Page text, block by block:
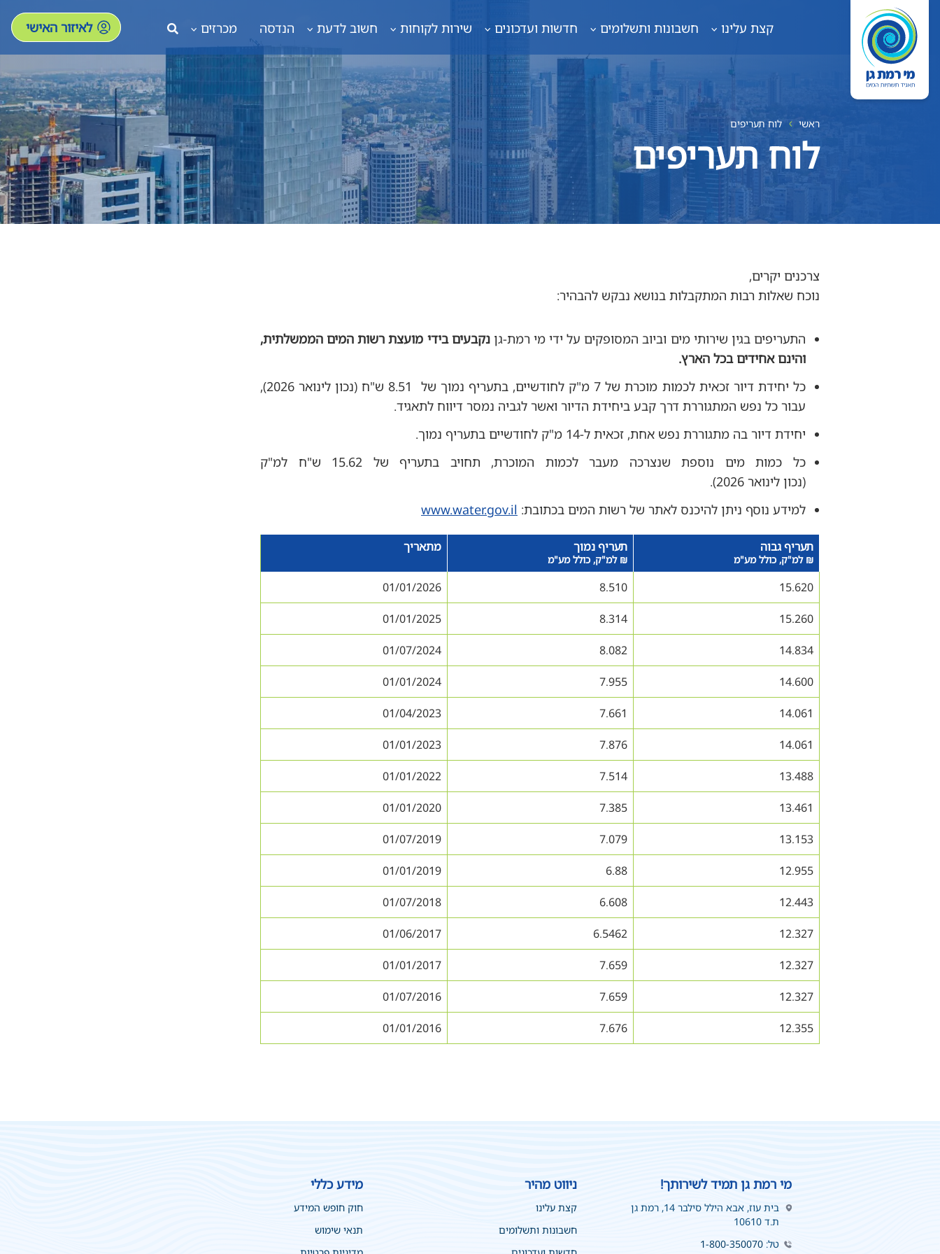
קצת עלינו חשבונות ותשלומים חדשות ועדכונים שירות לקוחות חשוב לדעת הנדסה מכרזים לאיזור האישי
ראשי לוח תעריפים
לוח תעריפים
צרכנים יקרים,
נוכח שאלות רבות המתקבלות בנושא נבקש להבהיר:
התעריפים בגין שירותי מים וביוב המסופקים על ידי מי רמת-גןנקבעים בידי מועצת רשות המים הממשלתית,
והינם אחידים בכל הארץ.
כל יחידת דיור זכאית לכמות מוכרת של 7 מ"ק לחודשיים, בתעריף נמוך של 8.51 ש"ח (נכון לינואר 2026),
עבור כל נפש המתגוררת דרך קבע ביחידת הדיור ואשר לגביה נמסר דיווח לתאגיד.
יחידת דיור בה מתגוררת נפש אחת, זכאית ל-14 מ"ק לחודשיים בתעריף נמוך.
כל כמות מים נוספת שנצרכה מעבר לכמות המוכרת, תחויב בתעריף של 15.62 ש"ח למ"ק
(נכון לינואר 2026).
למידע נוסף ניתן להיכנס לאתר של רשות המים בכתובת: www.water.gov.il
תעריף גבוה
₪ למ"ק, כולל מע"מ
תעריף נמוך
₪ למ"ק, כולל מע"מ
מתאריך
15.620
8.510
01/01/2026
15.260
8.314
01/01/2025
14.834
8.082
01/07/2024
14.600
7.955
01/01/2024
14.061
7.661
01/04/2023
14.061
7.876
01/01/2023
13.488
7.514
01/01/2022
13.461
7.385
01/01/2020
13.153
7.079
01/07/2019
12.955
6.88
01/01/2019
12.443
6.608
01/07/2018
12.327
6.5462
01/06/2017
12.327
7.659
01/01/2017
12.327
7.659
01/07/2016
12.355
7.676
01/01/2016
מי רמת גן תמיד לשירותך!
בית עוז, אבא הילל סילבר 14, רמת גן
ת.ד 10610
טל: 1-800-350070
ניווט מהיר
קצת עלינו
חשבונות ותשלומים
מידע כללי
חוק חופש המידע
תנאי שימוש